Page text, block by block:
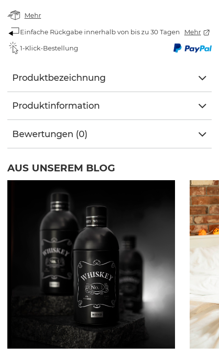
Mehr
Einfache Rückgabe innerhalb von bis zu 30 Tagen Mehr
1-Klick-Bestellung
Produktbezeichnung
Produktinformation
Bewertungen (0)
AUS UNSEREM BLOG